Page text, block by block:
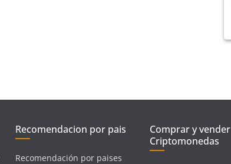
Recomendacion por pais
Recomendación por paises
Comprar y vender
Criptomonedas